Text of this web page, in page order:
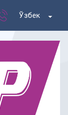
Ўзбек